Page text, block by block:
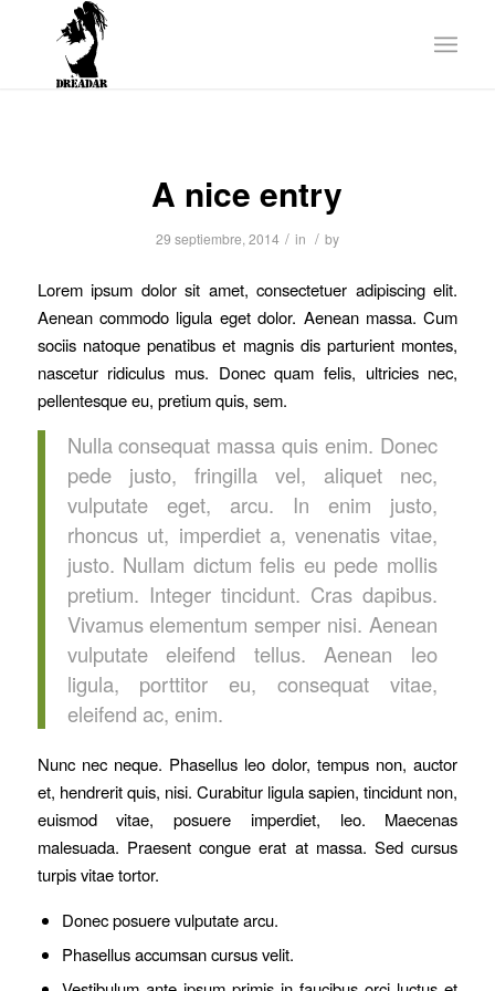
A nice entry
29 septiembre, 2014 / in / by
Lorem ipsum dolor sit amet, consectetuer adipiscing elit.
Aenean commodo ligula eget dolor. Aenean massa. Cum
sociis natoque penatibus et magnis dis parturient montes,
nascetur ridiculus mus. Donec quam felis, ultricies nec,
pellentesque eu, pretium quis, sem.
Nulla consequat massa quis enim. Donec
pede justo, fringilla vel, aliquet nec,
vulputate eget, arcu. In enim justo,
rhoncus ut, imperdiet a, venenatis vitae,
justo. Nullam dictum felis eu pede mollis
pretium. Integer tincidunt. Cras dapibus.
Vivamus elementum semper nisi. Aenean
vulputate eleifend tellus. Aenean leo
ligula, porttitor eu, consequat vitae,
eleifend ac, enim.
Nunc nec neque. Phasellus leo dolor, tempus non, auctor
et, hendrerit quis, nisi. Curabitur ligula sapien, tincidunt non,
euismod vitae, posuere imperdiet, leo. Maecenas
malesuada. Praesent congue erat at massa. Sed cursus
turpis vitae tortor.
Donec posuere vulputate arcu.
Phasellus accumsan cursus velit.